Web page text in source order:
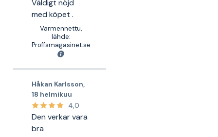
Väldigt nöjd
med köpet .
Varmennettu,
lähde:
Proffsmagasinet.se
Håkan Karlsson
18 helmikuu
4,0
Den verkar vara
bra